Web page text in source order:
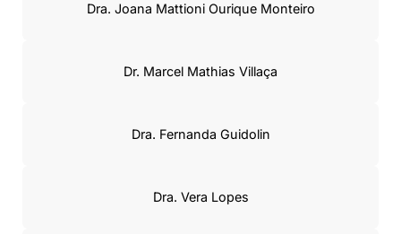
Dra. Joana Mattioni Ourique Monteiro
Dr. Marcel Mathias Villaça
Dra. Fernanda Guidolin
Dra. Vera Lopes